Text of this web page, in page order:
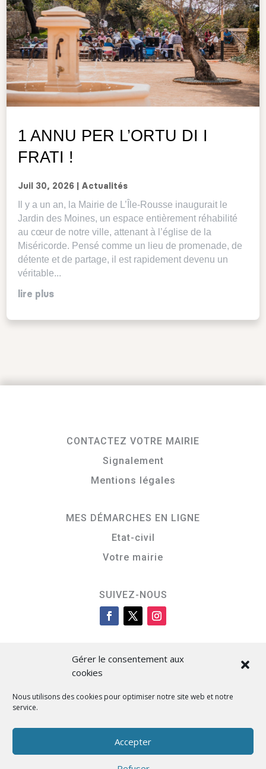
Gérer le consentement aux
cookies
Nous utilisons des cookies pour optimiser notre site web et notre
service.
Accepter
1 ANNU PER L’ORTU DI I
FRATI !
Juil 30, 2026 Actualités
Il y a un an, la Mairie de L’Île-Rousse inaugurait le
Jardin des Moines, un espace entièrement réhabilité
au cœur de notre ville, attenant à l’église de la
Miséricorde. Pensé comme un lieu de promenade, de
détente et de partage, il est rapidement devenu un
véritable...
lire plus
CONTACTEZ VOTRE MAIRIE
Signalement
Mentions légales
MES DÉMARCHES EN LIGNE
Etat-civil
Votre mairie
SUIVEZ-NOUS
Cità di L’Isula